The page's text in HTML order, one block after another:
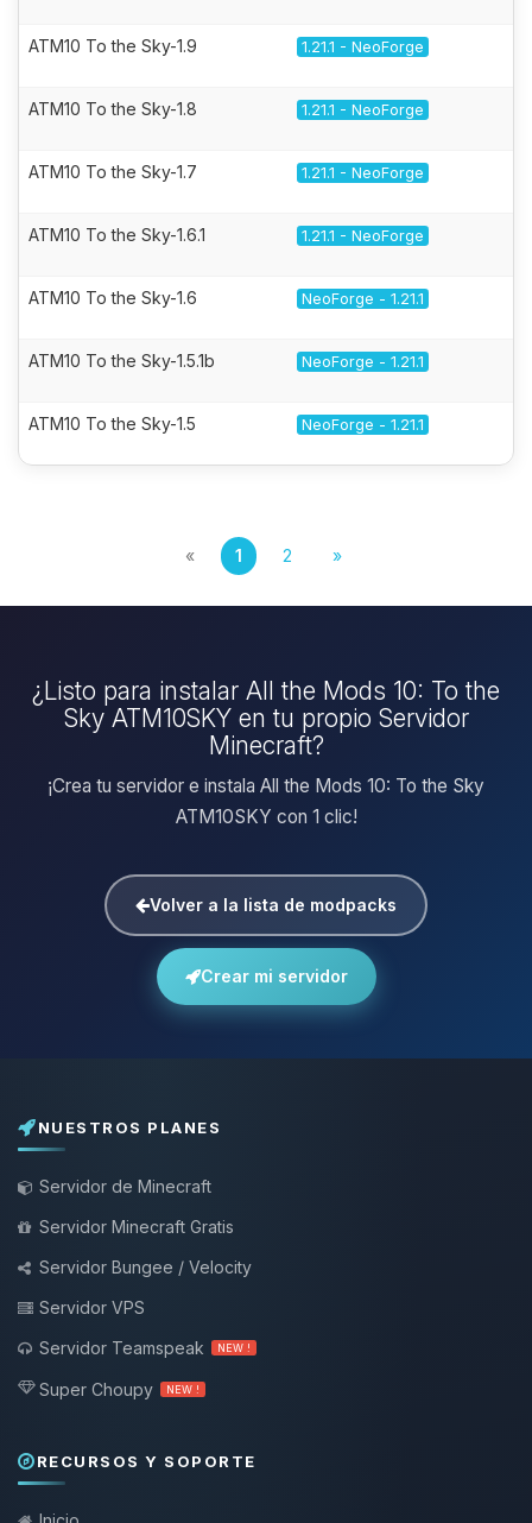
ATM10 To the Sky-1.9 1.21.1 - NeoForge
ATM10 To the Sky-1.8 1.21.1 - NeoForge
ATM10 To the Sky-1.7 1.21.1 - NeoForge
ATM10 To the Sky-1.6.1 1.21.1 - NeoForge
ATM10 To the Sky-1.6 NeoForge - 1.21.1
ATM10 To the Sky-1.5.1b NeoForge - 1.21.1
ATM10 To the Sky-1.5 NeoForge - 1.21.1
« 1 2 »
¿Listo para instalar All the Mods 10: To the
Sky ATM10SKY en tu propio Servidor
Minecraft?
¡Crea tu servidor e instala All the Mods 10: To the Sky
ATM10SKY con 1 clic!
Volver a la lista de modpacks
Crear mi servidor
NUESTROS PLANES
Servidor de Minecraft
Servidor Minecraft Gratis
Servidor Bungee / Velocity
Servidor VPS
Servidor Teamspeak
NEW !
Super Choupy NEW !
RECURSOS Y SOPORTE